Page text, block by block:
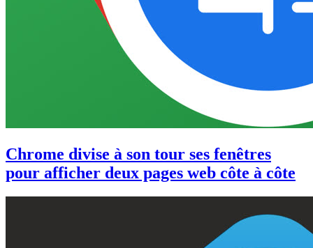
Chrome divise à son tour ses fenêtres
pour afficher deux pages web côte à côte